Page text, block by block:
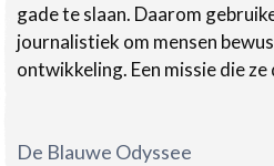
gade te slaan. Daarom
journalistiek om mensen
ontwikkeling. Een missie die
De Blauwe Odyssee